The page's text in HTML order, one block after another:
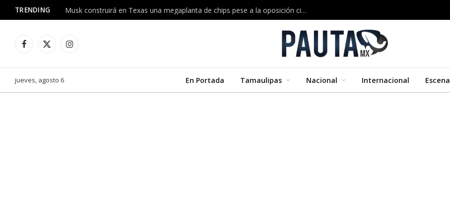
TRENDING Musk construirá en Texas una megaplanta de chips pese a la oposición ciudadana
Facebook
X
Instagram
jueves, agosto 6 En Portada Tamaulipas Nacional Internacional Escena